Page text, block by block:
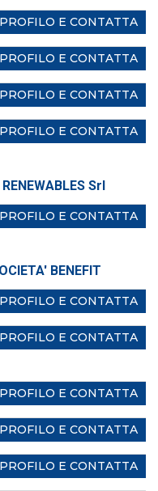
E CONTATTA
E CONTATTA
E CONTATTA
E CONTATTA
Srl
E CONTATTA
BENEFIT
E CONTATTA
E CONTATTA
SETTORE
E CONTATTA
SESIA
E CONTATTA
E CONTATTA